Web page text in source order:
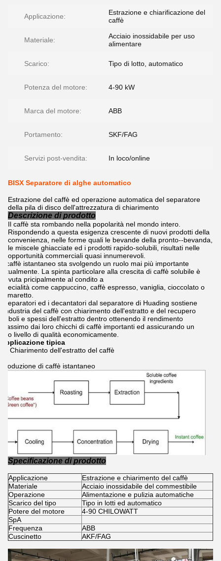
Applicazione:
Estrazione e chiarificazione del
caffè
Materiale:
Acciaio inossidabile per uso
alimentare
Scarico: Tipo di lotto, automatico
Potenza del motore: 4-90 kW
Marca del motore: ABB
Portamento: SKF/FAG
Servizi post-vendita: In loco/online
BISX Separatore di alghe automatico
Estrazione del caffè ed operazione automatica del separatore
della pila di disco dell'attrezzatura di chiarimento
Descrizione di prodotto
Il caffè sta rombando nella popolarità nel mondo intero.
Rispondendo a questa esigenza crescente di nuovi prodotti della
convenienza, nelle forme quali le bevande della pronto--bevanda,
le miscele ghiacciate ed i prodotti rapido-solubili, risultati nelle
opportunità commerciali quasi innumerevoli.
Il caffè istantaneo sta svolgendo un ruolo mai più importante
attualmente. La spinta particolare alla crescita di caffè solubile è
dovuta pricipalmente al condito a
specialità come cappuccino, caffè espresso, vaniglia, cioccolato o
l'amaretto.
I separatori ed i decantatori dal separatore di Huading sostiene
l'industria del caffè con chiarimento dell'estratto e del recupero
deboli e spessi dell'estratto dentro ottenendo il rendimento
massimo dai loro chicchi di caffè importanti ed assicurando un
alto livello di qualità economicamente.
Applicazione tipica
Chiarimento dell'estratto del caffè
Produzione di caffè istantaneo
Specificazione di prodotto
Applicazione
Estrazione e chiarimento del caffè
Materiale
Acciaio inossidabile del commestibile
Operazione
Alimentazione e pulizia automatiche
Scarico del tipo
Tipo in lotti ed automatico
Potere del motore
4-90 CHILOWATT
SpA
Frequenza
ABB
Cuscinetto
AKF/FAG